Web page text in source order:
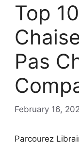
Top
Pas
February 16,
Parcourez